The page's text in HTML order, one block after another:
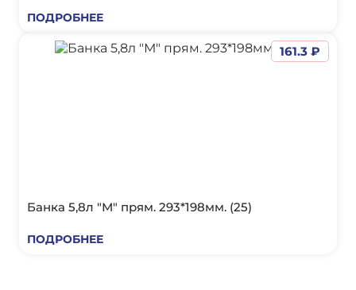
ПОДРОБНЕЕ
Банка 5,8л "М" прям. 293*198мм. (25)
ПОДРОБНЕЕ
161.3 ₽